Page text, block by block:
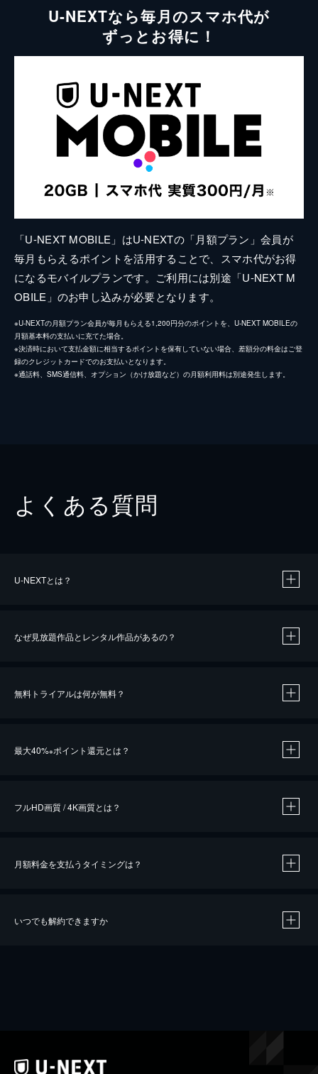
U-NEXTなら毎月のスマホ代が
ずっとお得に！
「U-NEXT MOBILE」はU-NEXTの「月額プラン」会員が
毎月もらえるポイントを活用することで、スマホ代がお得
になるモバイルプランです。ご利用には別途「U-NEXT M
OBILE」のお申し込みが必要となります。
※U-NEXTの月額プラン会員が毎月もらえる1,200円分のポイントを、U-NEXT MOBILEの
月額基本料の支払いに充てた場合。
※決済時において支払金額に相当するポイントを保有していない場合、差額分の料金はご登
録のクレジットカードでのお支払いとなります。
※通話料、SMS通信料、オプション（かけ放題など）の月額利用料は別途発生します。
よくある質問
U-NEXTとは？
なぜ見放題作品とレンタル作品があるの？
無料トライアルは何が無料？
最大40%※ポイント還元とは？
※40％ポイント還元の対象は、クレジットカード決済による作品の購入 / レンタルです。
フルHD画質 / 4K画質とは？
月額料金を支払うタイミングは？
いつでも解約できますか